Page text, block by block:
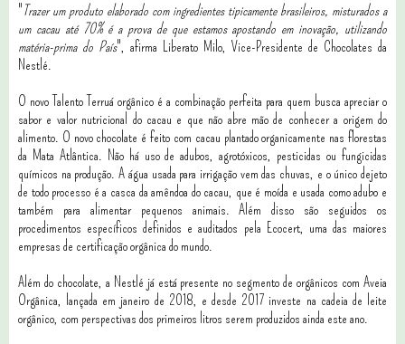
"Trazer um produto elaborado com ingredientes tipicamente brasileiros, misturados a
um cacau até 70% é a prova de que estamos apostando em inovação, utilizando
matéria-prima do País", afirma Liberato Milo, Vice-Presidente de Chocolates da
Nestlé.
O novo Talento Terruá orgânico é a combinação perfeita para quem busca apreciar o
sabor e valor nutricional do cacau e que não abre mão de conhecer a origem do
alimento. O novo chocolate é feito com cacau plantado organicamente nas florestas
da Mata Atlântica. Não há uso de adubos, agrotóxicos, pesticidas ou fungicidas
químicos na produção. A água usada para irrigação vem das chuvas, e o único dejeto
de todo processo é a casca da amêndoa do cacau, que é moída e usada como adubo e
também para alimentar pequenos animais. Além disso são seguidos os
procedimentos específicos definidos e auditados pela Ecocert, uma das maiores
empresas de certificação orgânica do mundo.
Além do chocolate, a Nestlé já está presente no segmento de orgânicos com Aveia
Orgânica, lançada em janeiro de 2018, e desde 2017 investe na cadeia de leite
orgânico, com perspectivas dos primeiros litros serem produzidos ainda este ano.